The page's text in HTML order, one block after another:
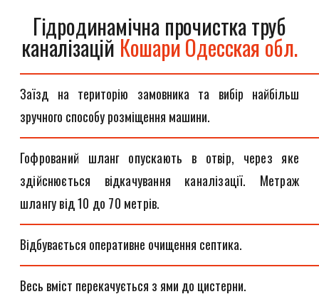
Гідродинамічна прочистка труб
каналізацій Кошари Одесская обл.
Заїзд на територію замовника та вибір найбільш
зручного способу розміщення машини.
Гофрований шланг опускають в отвір, через яке
здійснюється відкачування каналізації. Метраж
шлангу від 10 до 70 метрів.
Відбувається оперативне очищення септика.
Весь вміст перекачується з ями до цистерни.